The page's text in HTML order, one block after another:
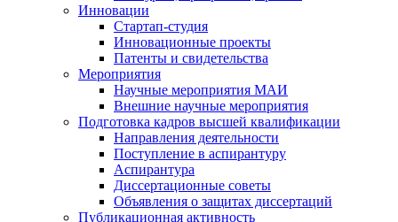
Инновации
Стартап-студия
Инновационные проекты
Патенты и свидетельства
Мероприятия
Научные мероприятия МАИ
Внешние научные мероприятия
Подготовка кадров высшей квалификации
Направления деятельности
Поступление в аспирантуру
Аспирантура
Диссертационные советы
Объявления о защитах диссертаций
Публикационная активность